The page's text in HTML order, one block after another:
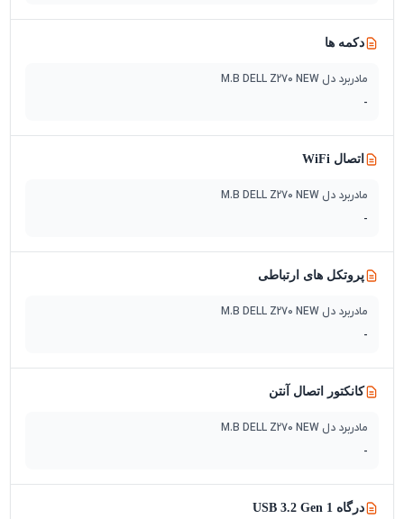
دکمه ها
مادربرد دل M.B DELL Z270 NEW
-
اتصال WiFi
مادربرد دل M.B DELL Z270 NEW
-
پروتکل های ارتباطی
مادربرد دل M.B DELL Z270 NEW
-
کانکتور اتصال آنتن
مادربرد دل M.B DELL Z270 NEW
-
درگاه USB 3.2 Gen 1